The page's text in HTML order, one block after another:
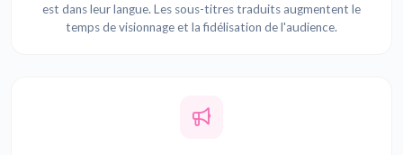
est dans leur langue. Les sous-titres traduits augmentent le
temps de visionnage et la fidélisation de l'audience.